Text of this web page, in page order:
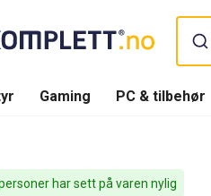
Gaming PC & tilbehør
har sett på varen nylig